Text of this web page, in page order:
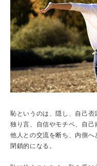
恥というのは、隠し、自己否
独り言、自信やモチベ、自己
他人との交流を断ち、内側へ
閉鎖的になる。